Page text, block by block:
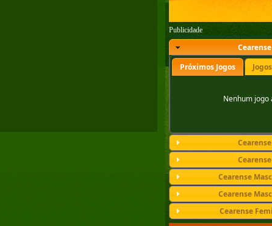
Publicidade
Próximos Jogos
Nenhum jogo
Cearense
Cearense
Cearense